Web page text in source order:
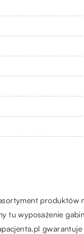
produktów
tu wyposażenie